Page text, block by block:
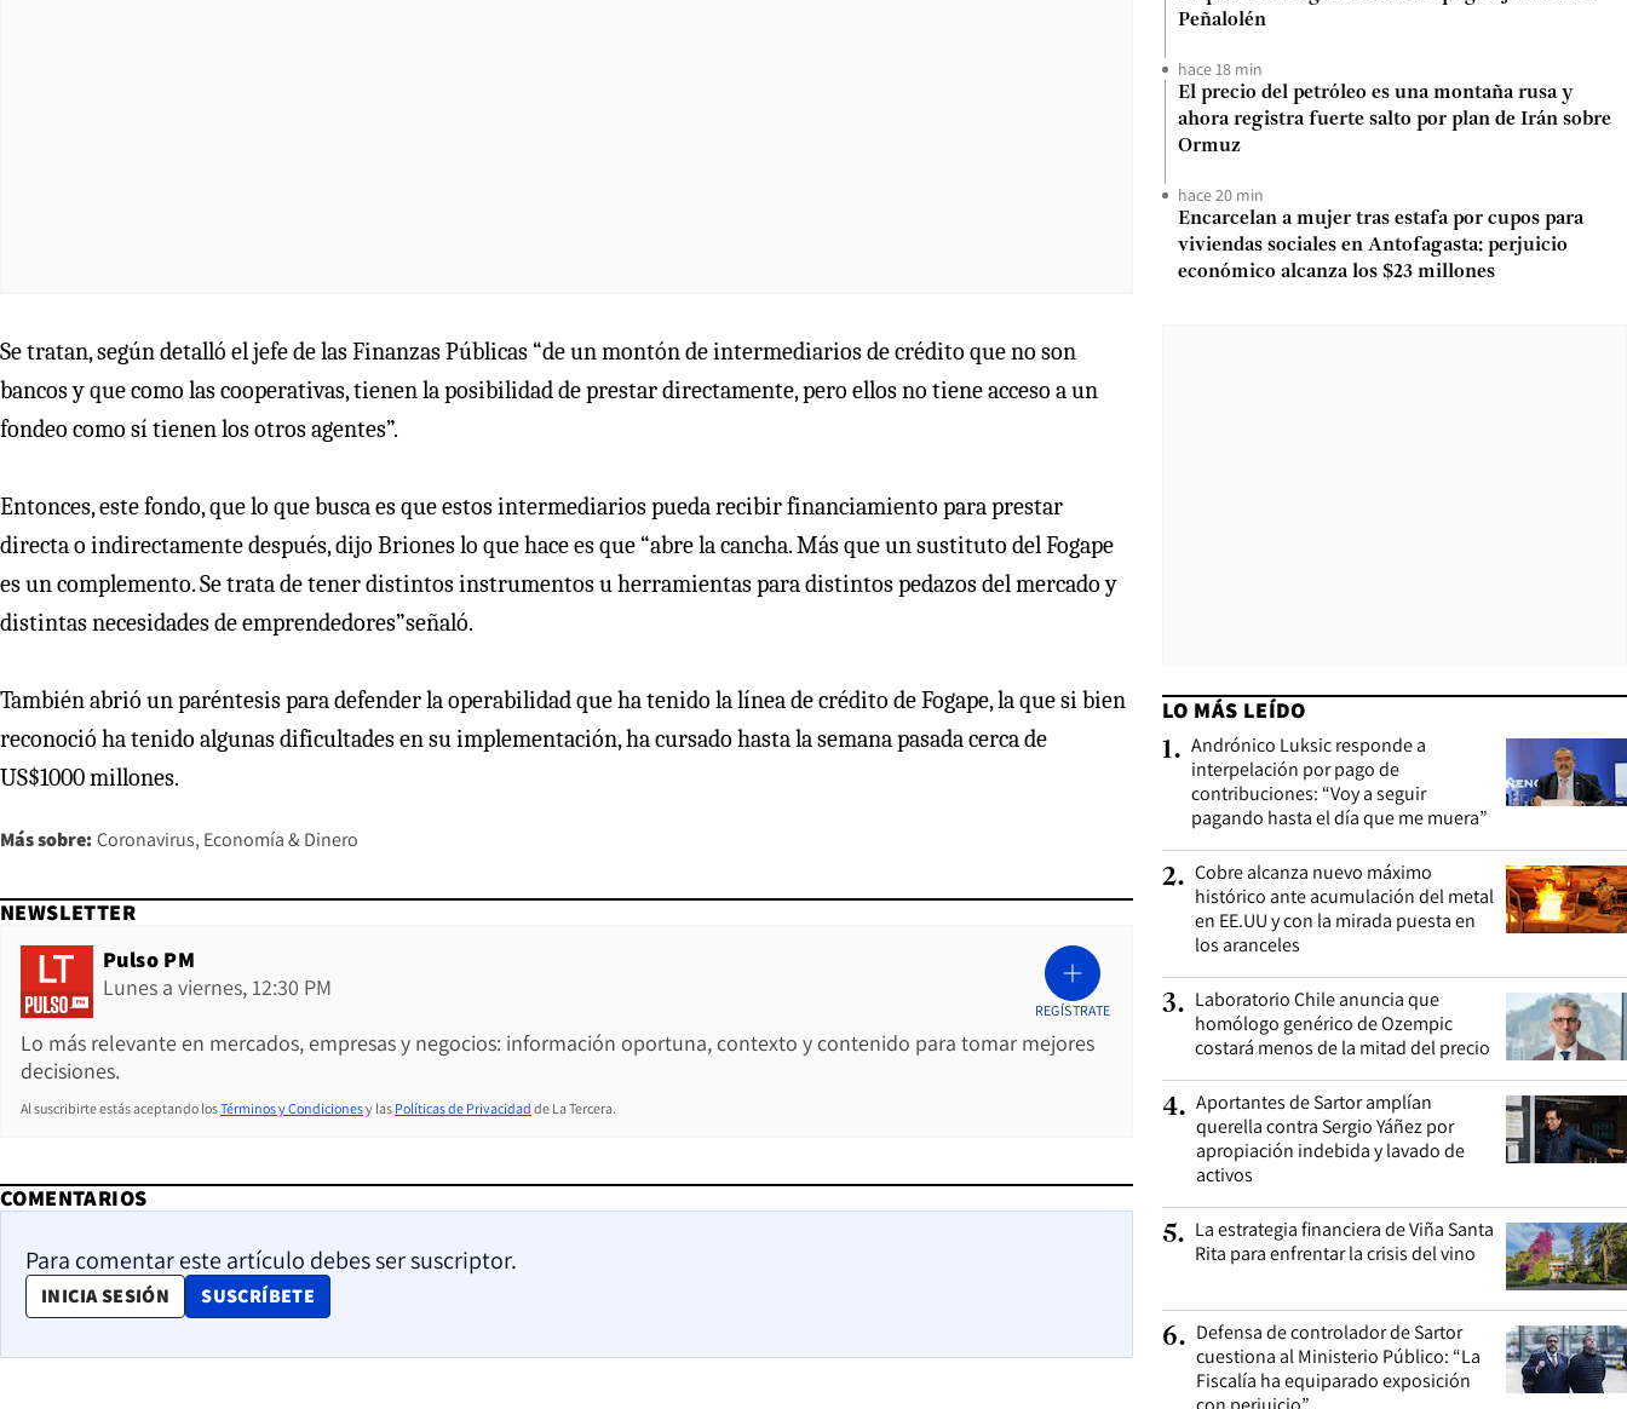
Se tratan, según detalló el jefe de las Finanzas Públicas “de un montón de intermediarios de crédito que no son
bancos y que como las cooperativas, tienen la posibilidad de prestar directamente, pero ellos no tiene acceso a un
fondeo como sí tienen los otros agentes”.
Entonces, este fondo, que lo que busca es que estos intermediarios pueda recibir financiamiento para prestar
directa o indirectamente después, dijo Briones lo que hace es que “abre la cancha. Más que un sustituto del Fogape
es un complemento. Se trata de tener distintos instrumentos u herramientas para distintos pedazos del mercado y
distintas necesidades de emprendedores”señaló.
También abrió un paréntesis para defender la operabilidad que ha tenido la línea de crédito de Fogape, la que si bien
reconoció ha tenido algunas dificultades en su implementación, ha cursado hasta la semana pasada cerca de
US$1000 millones.
Más sobre: Coronavirus Economía & Dinero
NEWSLETTER
Pulso PM
Lunes a viernes, 12:30 PM
Lo más relevante en mercados, empresas y negocios: información oportuna, contexto y contenido para tomar mejores
decisiones.
REGÍSTRATE
Al suscribirte estás aceptando losTérminos y Condicionesy las Políticas de Privacidad de La Tercera.
COMENTARIOS
Para comentar este artículo debes ser suscriptor.
INICIA SESIÓN SUSCRÍBETE
OPENS IN NEW WINDOW
Peñalolén
hace 18 min
El precio del petróleo es una montaña rusa y
ahora registra fuerte salto por plan de Irán sobre
Ormuz
hace 20 min
Encarcelan a mujer tras estafa por cupos para
viviendas sociales en Antofagasta: perjuicio
económico alcanza los $23 millones
LO MÁS LEÍDO
1. Andrónico Luksic responde a
interpelación por pago de
contribuciones: “Voy a seguir
pagando hasta el día que me muera”
2. Cobre alcanza nuevo máximo
histórico ante acumulación del metal
en EE.UU y con la mirada puesta en
los aranceles
3. Laboratorio Chile anuncia que
homólogo genérico de Ozempic
costará menos de la mitad del precio
4. Aportantes de Sartor amplían
querella contra Sergio Yáñez por
apropiación indebida y lavado de
activos
5. La estrategia financiera de Viña Santa
Rita para enfrentar la crisis del vino
6. Defensa de controlador de Sartor
cuestiona al Ministerio Público: “La
Fiscalía ha equiparado exposición